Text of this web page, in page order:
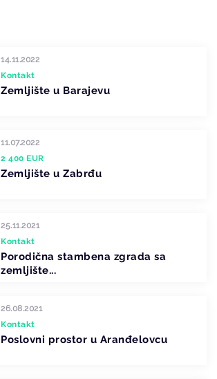
14.11.2022
Kontakt
Zemljište u Barajevu
11.07.2022
2 400 EUR
Zemljište u Zabrđu
25.11.2021
Kontakt
Porodična stambena zgrada sa
zemljište...
26.08.2021
Kontakt
Poslovni prostor u Aranđelovcu